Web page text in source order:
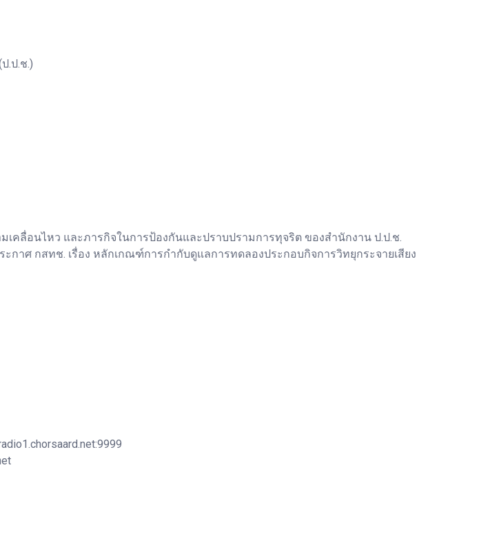
.ป.ช.)
คลื่อนไหว และภารกิจในการป้องกันและปราบปรามการทุจริต ของสำนักงาน ป.ป.ช.
กาศ กสทช. เรื่อง หลักเกณฑ์การกำกับดูแลการทดลองประกอบกิจการวิทยุกระจายเสียง